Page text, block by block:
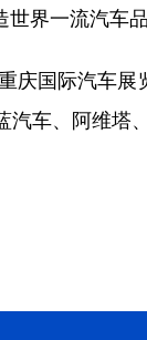
界一流汽车
国际汽车
车、阿维塔